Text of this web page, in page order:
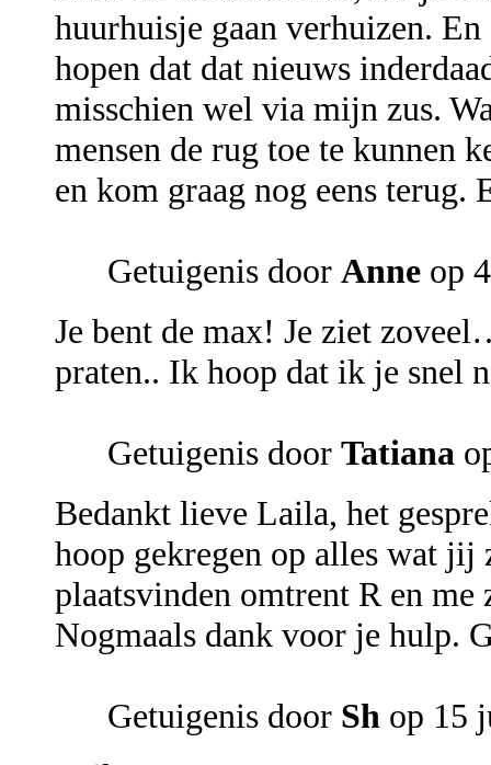
huurhuisje gaan verhuizen.
hopen dat dat nieuws
misschien wel via mijn zus.
mensen de rug toe te kunnen
en kom graag nog eens
Getuigenis door Anne op
Je bent de max! Je ziet
praten.. Ik hoop dat ik je snel
Getuigenis door Tatiana
Bedankt lieve Laila, het
hoop gekregen op alles wat
plaatsvinden omtrent R en
Nogmaals dank voor je hulp.
Getuigenis door Sh op 15